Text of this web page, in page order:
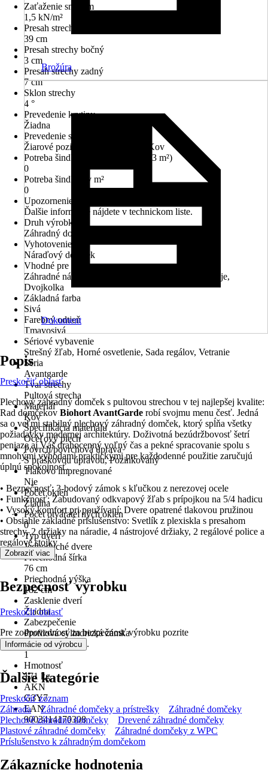
Zaťaženie snehom
1,5 kN/m²
Presah strechy predný
39 cm
Presah strechy bočný
3 cm
Presah strechy zadný
7 cm
Sklon strechy
4 °
Prevedenie krytiny
Žiadna
Prevedenie strechy
Žiarové pozinkovanie ponorom, Kov
Potreba šindľov (balíky obsahujú 3 m²)
0
Potreba šindľov v m²
0
Upozornenie
Ďalšie informácie nájdete v technickom liste.
Druh výrobku
Záhradný domček
Vyhotovenie
Náraďový domček
Vhodné pre
Záhradné náradie, Záhradný nábytok, Záhradné stroje,
Dvojkolka
Základná farba
Sivá
Farebný odtieň
Tmavosivá
Sériové vybavenie
Strešný žľab, Horné osvetlenie, Sada regálov, Vetranie
Séria
Avantgarde
Tvar strechy
Pultová strecha
Materiál
Kov
Špecifikácia materiálu
Oceľový plech
Povrch/povrchová úprava
S práškovou úpravou, Pozinkovaný
Tlakovo impregnované
Nie
Počet okien
Žiadna
Počet otvárateľných okien
0
Typ dverí
Jednoduché dvere
Priechodná šírka
76 cm
Priechodná výška
182 cm
Zasklenie dverí
Žiadna
Zabezpečenie
Profilová cylindrická zámka
Počet miestností
1
Hmotnosť
171 kg
AKN
G3Y7
EAN
9003414170308
Brožúra
Dokument
Popis
Preskočiť oblasť
Plechový záhradný domček s pultovou strechou v tej najlepšej kvalite:
Rad domčekov Biohort AvantGarde robí svojmu menu česť. Jedná
sa o veľmi stabilný plechový záhradný domček, ktorý spĺňa všetky
požiadavky modernej architektúry. Doživotná bezúdržbovosť šetrí
peniaze aj Váš drahocenný voľný čas a pekné spracovanie spolu s
mnohými výhodami praktickými pre každodenné použitie zaručujú
úplnú spokojnosť.
• Bezpečnosť: 3-bodový zámok s kľučkou z nerezovej ocele
• Funkčnosť: Zabudovaný odkvapový žľab s prípojkou na 5/4 hadicu
• Vysoký komfort pri používaní: Dvere opatrené tlakovou pružinou
• Obsiahle základné príslušenstvo: Svetlík z plexiskla s presahom
strechy, 2 držiaky na náradie, 4 nástrojové držiaky, 2 regálové police a
regálové stojky
Zobraziť viac
Bezpečnosť výrobku
Preskočiť oblasť
Pre zodpovednosť za bezpečnosť výrobku pozrite
Informácie od výrobcu .
Ďalšie kategórie
Preskočiť zoznam
Záhrada
Záhradné domčeky a prístrešky
Záhradné domčeky
Plechové záhradné domčeky
Drevené záhradné domčeky
Plastové záhradné domčeky
Záhradné domčeky z WPC
Príslušenstvo k záhradným domčekom
Zákaznícke hodnotenia